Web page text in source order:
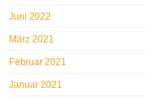
Juni 2022
März 2021
Februar 2021
Januar 2021